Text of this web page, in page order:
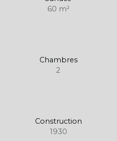
60 m²
Chambres
2
Construction
1930